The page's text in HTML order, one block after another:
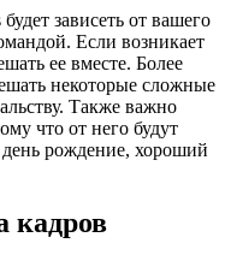
зависеть от вашего
Если возникает
ее вместе. Более
некоторые сложные
Также важно
что от него будут
рождение, хороший
кадров